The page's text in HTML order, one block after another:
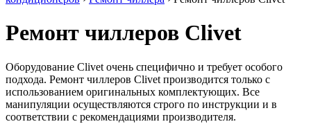
Ремонт чиллеров Clivet
Оборудование Clivet очень специфично и требует особого
подхода. Ремонт чиллеров Clivet производится только с
использованием оригинальных комплектующих. Все
манипуляции осуществляются строго по инструкции и в
соответствии с рекомендациями производителя.